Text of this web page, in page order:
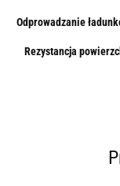
Odprowadzanie
Rezystancja